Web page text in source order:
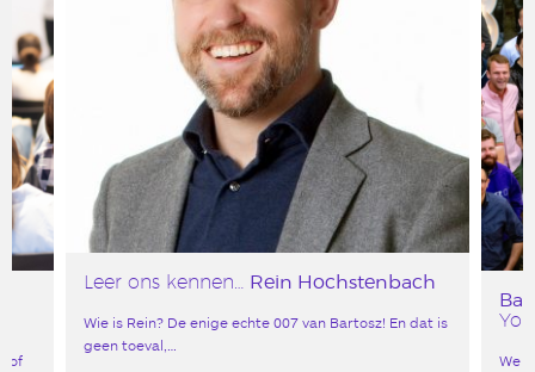
of
Leer ons kennen… Rein Hochstenbach
Wie is Rein? De enige echte 007 van Bartosz! En dat is
geen toeval,…
We